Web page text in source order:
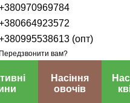
(опт)
Передзвонити вам?
Насіння
овочів